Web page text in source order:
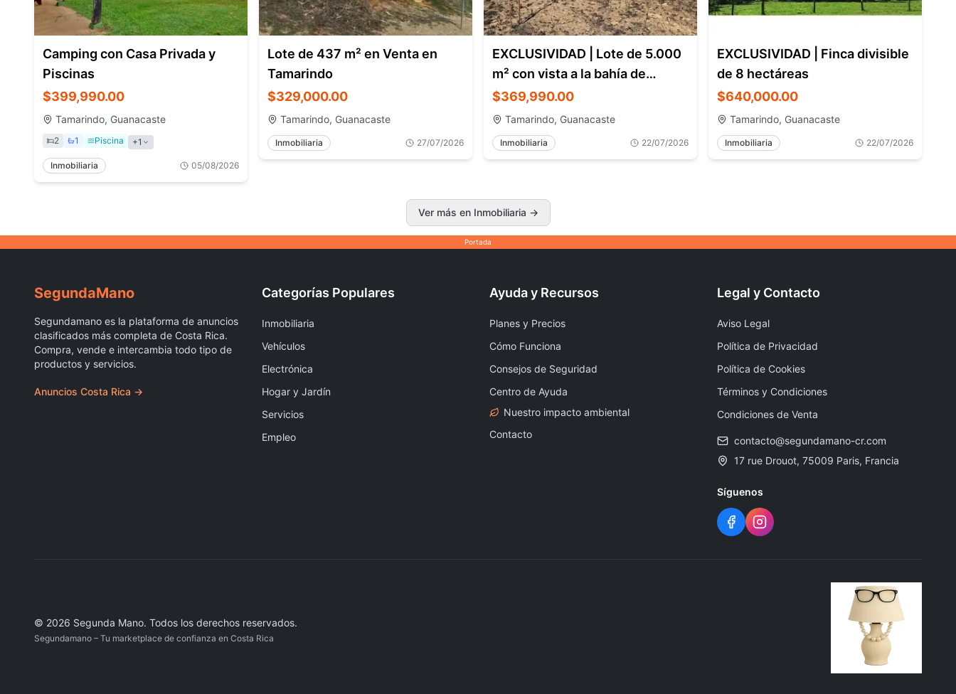
Portada
Camping con Casa Privada y
Piscinas
$399,990.00
Tamarindo, Guanacaste
2 1 Piscina +1
Inmobiliaria 05/08/2026
Lote de 437 m² en Venta en
Tamarindo
$329,000.00
Tamarindo, Guanacaste
Inmobiliaria 27/07/2026
EXCLUSIVIDAD | Lote de 5.000
m² con vista a la bahía de
Flamingo
$369,990.00
Tamarindo, Guanacaste
Inmobiliaria 22/07/2026
EXCLUSIVIDAD | Finca divisible
de 8 hectáreas
$640,000.00
Tamarindo, Guanacaste
Inmobiliaria 22/07/2026
Ver más en Inmobiliaria →
SegundaMano
Segundamano es la plataforma de anuncios
clasificados más completa de Costa Rica.
Compra, vende e intercambia todo tipo de
productos y servicios.
Anuncios Costa Rica →
Categorías Populares
Inmobiliaria
Vehículos
Electrónica
Hogar y Jardín
Servicios
Empleo
Ayuda y Recursos
Planes y Precios
Cómo Funciona
Consejos de Seguridad
Centro de Ayuda
Nuestro impacto ambiental
Contacto
Legal y Contacto
Aviso Legal
Política de Privacidad
Política de Cookies
Términos y Condiciones
Condiciones de Venta
contacto@segundamano-cr.com
17 rue Drouot, 75009 Paris, Francia
Síguenos
© 2026 Segunda Mano. Todos los derechos reservados.
Segundamano – Tu marketplace de confianza en Costa Rica